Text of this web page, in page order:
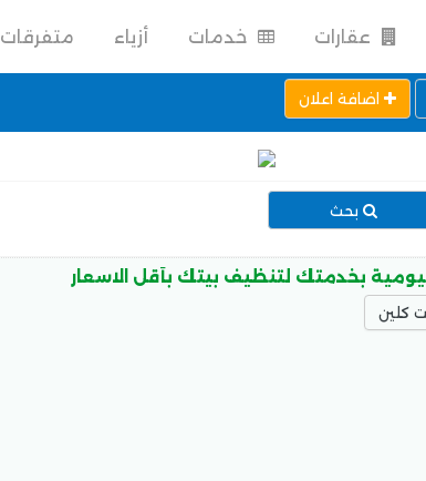
عقارات خدمات أزياء متفرقات
اضافة اعلان
بحث
بخدمتك لتنظيف بيتك بأقل الاسعار
كلين